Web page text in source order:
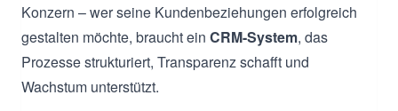
Konzern – wer seine Kundenbeziehungen erfolgreich
gestalten möchte, braucht ein CRM-System, das
Prozesse strukturiert, Transparenz schafft und
Wachstum unterstützt.